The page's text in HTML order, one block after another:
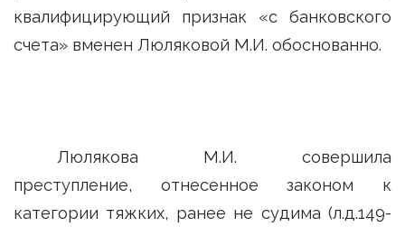
квалифицирующий признак «с банковского
счета» вменен Люляковой М.И. обоснованно.
Люлякова М.И. совершила
преступление, отнесенное законом к
категории тяжких, ранее не судима (л.д.149-